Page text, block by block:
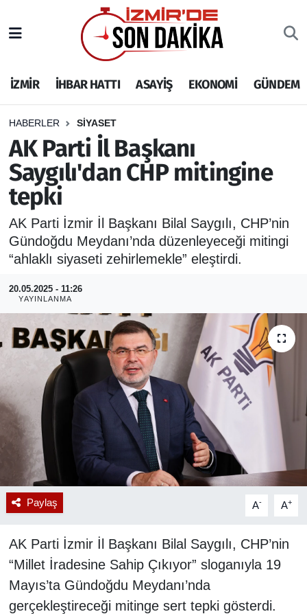
İZMİR İHBAR HATTI ASAYİŞ EKONOMİ GÜNDEM
HABERLER SİYASET
AK Parti İl Başkanı
Saygılı'dan CHP mitingine
tepki
AK Parti İzmir İl Başkanı Bilal Saygılı, CHP’nin
Gündoğdu Meydanı’nda düzenleyeceği mitingi
“ahlaklı siyaseti zehirlemekle” eleştirdi.
20.05.2025 - 11:26
YAYINLANMA
Paylaş A- A+
AK Parti İzmir İl Başkanı Bilal Saygılı, CHP’nin
“Millet İradesine Sahip Çıkıyor” sloganıyla 19
Mayıs’ta Gündoğdu Meydanı’nda
gerçekleştireceği mitinge sert tepki gösterdi.
İHBAR HATTI
DEPREM
GENEL
EKONOMİ
SİYASET
SPOR
ASAYİŞ
RESMİ REKLAM
İzmir Nöbetçi Eczaneler
İzmir Hava Durumu
İzmir Namaz Vakitleri
İzmir Trafik Yoğunluk Haritası
Puan Durumu ve Fikstür
Tüm Manşetler
Son Dakika Haberleri
Haber Arşivi